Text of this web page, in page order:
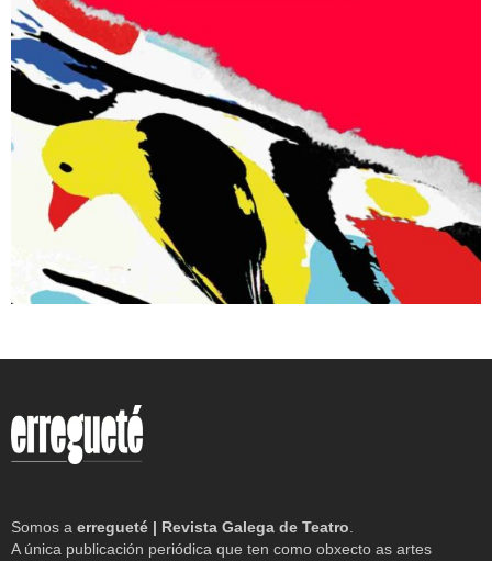
Somos a erregueté | Revista Galega de Teatro
A única publicación periódica que ten como obxecto as artes